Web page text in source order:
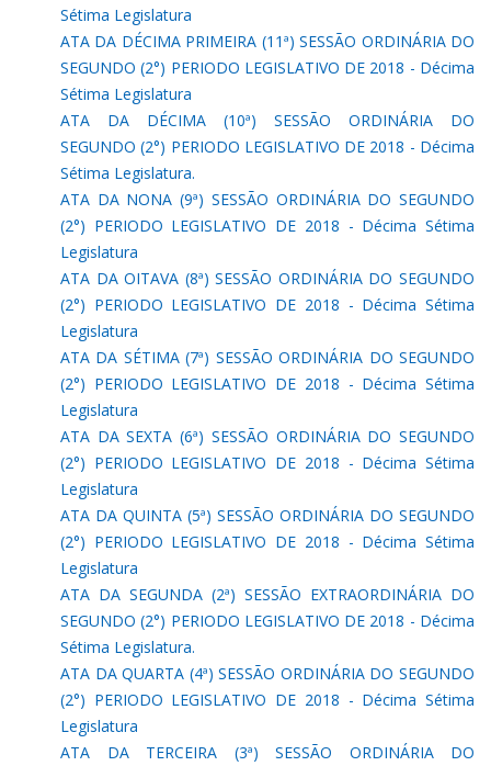
Sétima Legislatura
ATA DA DÉCIMA PRIMEIRA (11ª) SESSÃO ORDINÁRIA DO
SEGUNDO (2°) PERIODO LEGISLATIVO DE 2018 - Décima
Sétima Legislatura
ATA DA DÉCIMA (10ª) SESSÃO ORDINÁRIA DO
SEGUNDO (2°) PERIODO LEGISLATIVO DE 2018 - Décima
Sétima Legislatura.
ATA DA NONA (9ª) SESSÃO ORDINÁRIA DO SEGUNDO
(2°) PERIODO LEGISLATIVO DE 2018 - Décima Sétima
Legislatura
ATA DA OITAVA (8ª) SESSÃO ORDINÁRIA DO SEGUNDO
(2°) PERIODO LEGISLATIVO DE 2018 - Décima Sétima
Legislatura
ATA DA SÉTIMA (7ª) SESSÃO ORDINÁRIA DO SEGUNDO
(2°) PERIODO LEGISLATIVO DE 2018 - Décima Sétima
Legislatura
ATA DA SEXTA (6ª) SESSÃO ORDINÁRIA DO SEGUNDO
(2°) PERIODO LEGISLATIVO DE 2018 - Décima Sétima
Legislatura
ATA DA QUINTA (5ª) SESSÃO ORDINÁRIA DO SEGUNDO
(2°) PERIODO LEGISLATIVO DE 2018 - Décima Sétima
Legislatura
ATA DA SEGUNDA (2ª) SESSÃO EXTRAORDINÁRIA DO
SEGUNDO (2°) PERIODO LEGISLATIVO DE 2018 - Décima
Sétima Legislatura.
ATA DA QUARTA (4ª) SESSÃO ORDINÁRIA DO SEGUNDO
(2°) PERIODO LEGISLATIVO DE 2018 - Décima Sétima
Legislatura
ATA DA TERCEIRA (3ª) SESSÃO ORDINÁRIA DO